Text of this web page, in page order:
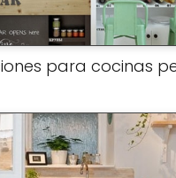
para cocinas